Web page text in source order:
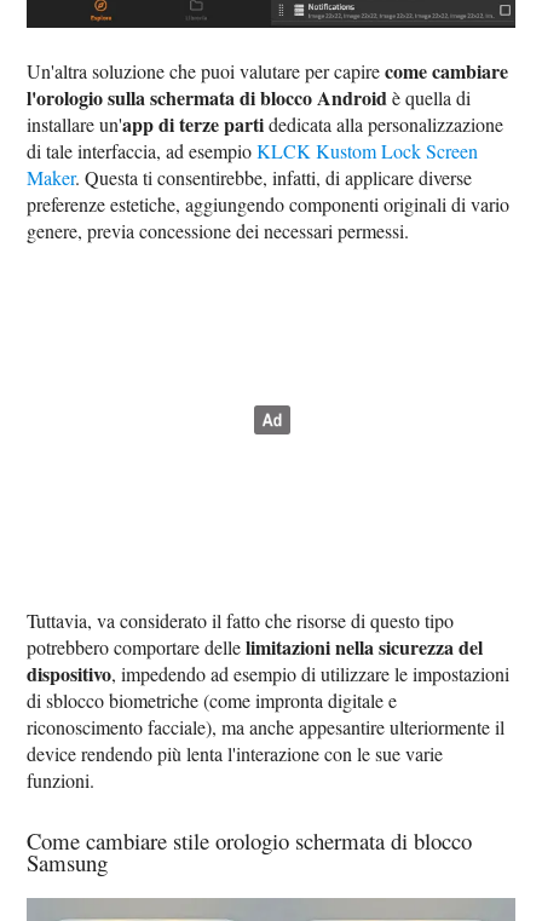
Un'altra soluzione che puoi valutare per capirecome cambiare
l'orologio sulla schermata di blocco Androidè quella di
installare un'app di terze partidedicata alla personalizzazione
di tale interfaccia, ad esempioKLCK Kustom Lock Screen
Maker. Questa ti consentirebbe, infatti, di applicare diverse
preferenze estetiche, aggiungendo componenti originali di vario
genere, previa concessione dei necessari permessi.
Tuttavia, va considerato il fatto che risorse di questo tipo
potrebbero comportare dellelimitazioni nella sicurezza del
dispositivo, impedendo ad esempio di utilizzare le impostazioni
di sblocco biometriche (come impronta digitale e
riconoscimento facciale), ma anche appesantire ulteriormente il
device rendendo più lenta l'interazione con le sue varie
funzioni.
Come cambiare stile orologio schermata di blocco
Samsung